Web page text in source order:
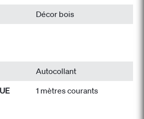
Décor bois
Autocollant
1 mètres courants